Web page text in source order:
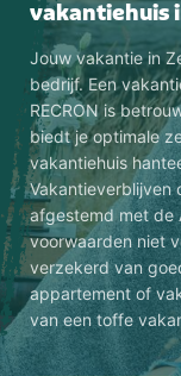
vakantiehuis
Jouw vakantie in
bedrijf. Een
RECRON is
biedt je optimale
vakantiehuis
Vakantieverblijven
afgestemd met de
voorwaarden niet
verzekerd van
appartement of
van een toffe